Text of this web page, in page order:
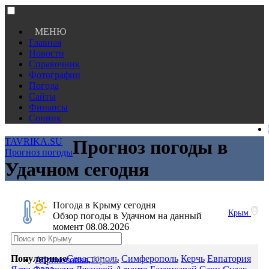
МЕНЮ
Главная
Новости
Справочник
Фотографии
Погода
Сайты
Финансы
Сонник
TAVRIKA.SU
Прогноз погодыПрогноз погоды в
Удачном сегодня
Крым
Погода в Крыму сегодня
Обзор погоды в Удачном на данный
момент 08.08.2026
Абрикосовка,Крым
ПопулярныеСевастополь Симферополь Керчь Евпатория